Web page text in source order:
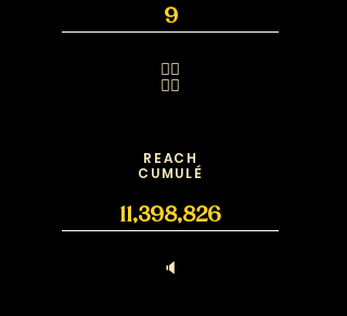
9
🧍‍♂️
🧍‍♀️
REACH
CUMULÉ
11,398,826
🔈